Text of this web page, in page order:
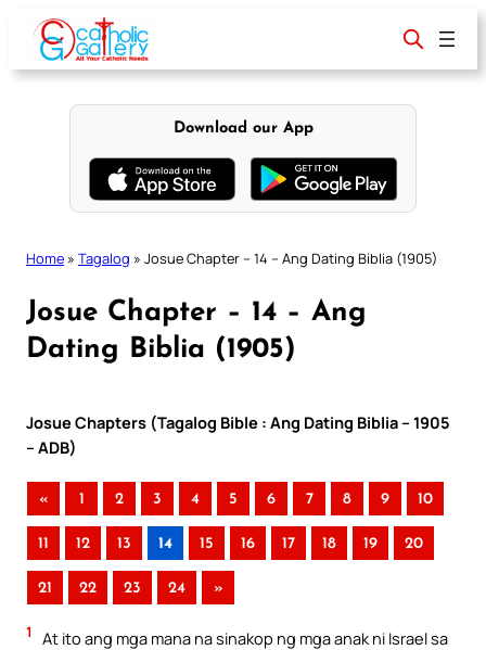
content
Download our App
Home » Tagalog » Josue Chapter – 14 – Ang Dating Biblia (1905)
Josue Chapter – 14 – Ang
Dating Biblia (1905)
Josue Chapters (Tagalog Bible : Ang Dating Biblia – 1905
– ADB)
« 1 2 3 4 5 6 7 8 9 10
11 12 13 14 15 16 17 18 19 20
21 22 23 24 »
1
At ito ang mga mana na sinakop ng mga anak ni Israel sa